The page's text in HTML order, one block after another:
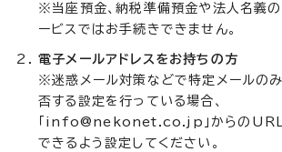
※当座預金、納税準備預金や法人名義の
ービスではお手続きできません。
電子メールアドレスをお持ちの方
※迷惑メール対策などで特定メールの
否する設定を行っている場合、
info@nekonet.co.jp 」からの
できるよう設定してください。